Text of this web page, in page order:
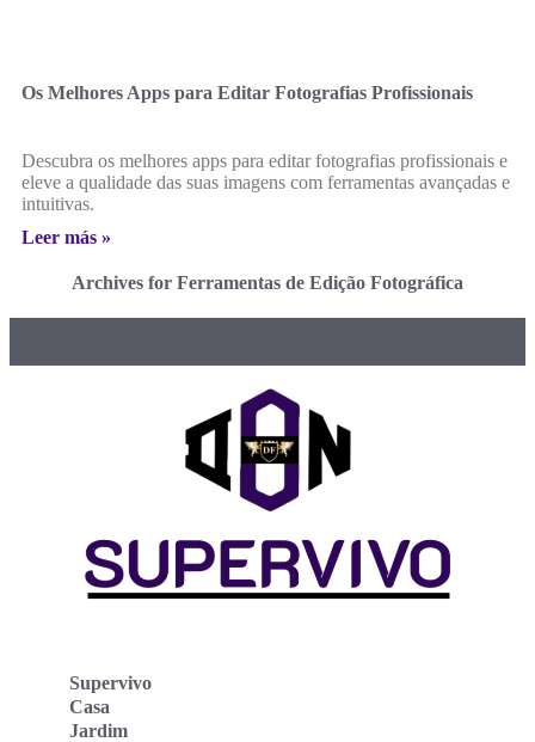
Os Melhores Apps para Editar Fotografias Profissionais
Descubra os melhores apps para editar fotografias profissionais e
eleve a qualidade das suas imagens com ferramentas avançadas e
intuitivas.
Leer más »
Archives for Ferramentas de Edição Fotográfica
Supervivo
Casa
Jardim